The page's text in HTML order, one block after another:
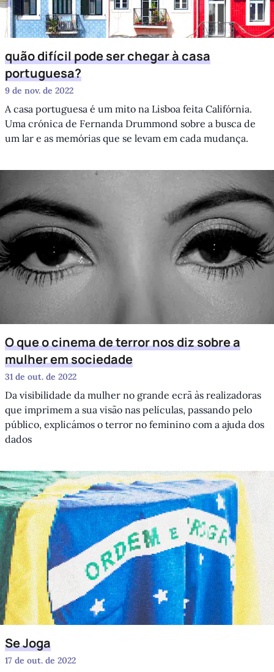
quão difícil pode ser chegar à casa
portuguesa?
9 de nov. de 2022
A casa portuguesa é um mito na Lisboa feita Califórnia.
Uma crónica de Fernanda Drummond sobre a busca de
um lar e as memórias que se levam em cada mudança.
O que o cinema de terror nos diz sobre a
mulher em sociedade
31 de out. de 2022
Da visibilidade da mulher no grande ecrã às realizadoras
que imprimem a sua visão nas películas, passando pelo
público, explicámos o terror no feminino com a ajuda dos
dados
Se Joga
17 de out. de 2022